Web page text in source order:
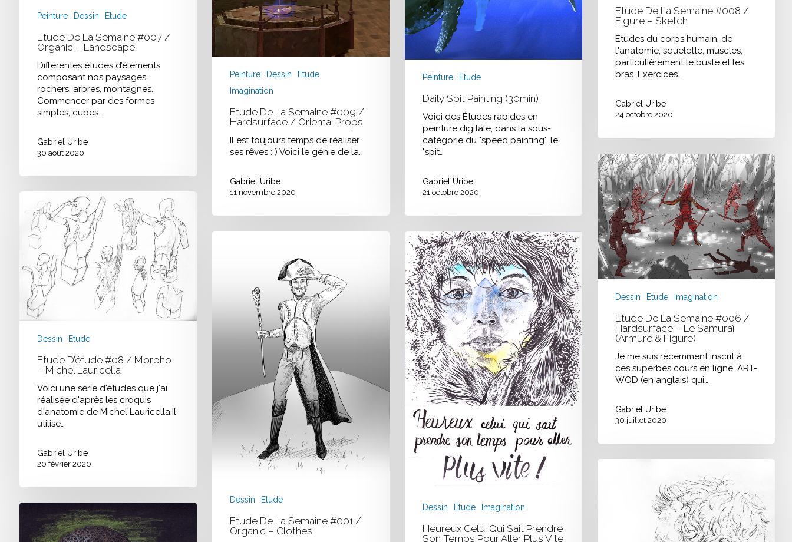
Peinture Dessin
Etude
Imagination
Etude De La Semaine #009 /
Hardsurface / Oriental Props
Il est toujours temps de réaliser
ses rêves : ) Voici le génie de la…
Gabriel Uribe
11 novembre 2020
Etude De La Semaine #008 /
Figure – Sketch
Études du corps humain, de
l'anatomie, squelette, muscles,
particulièrement le buste et les
bras. Exercices…
Gabriel Uribe
24 octobre 2020
Peinture Etude
Daily Spit Painting (30min)
Voici des Études rapides en
peinture digitale, dans la sous-
catégorie du "speed painting", le
"spit…
Gabriel Uribe
21 octobre 2020
Peinture Dessin Etude
Etude De La Semaine #007 /
Organic – Landscape
Différentes études d’éléments
composant nos paysages,
rochers, arbres, montagnes.
Commencer par des formes
simples, cubes…
Gabriel Uribe
30 août 2020
Dessin Etude Imagination
Etude De La Semaine #006 /
Hardsurface – Le Samuraï
(armure & Figure)
Je me suis récemment inscrit à
ces superbes cours en ligne, ART-
WOD (en anglais) qui…
Gabriel Uribe
30 juillet 2020
d’étude
#08
Morpho
Michel
Lauricella
Dessin Etude
Etude D’étude #08 / Morpho
– Michel Lauricella
Voici une série d'études que j'ai
réalisée d'après les croquis
d'anatomie de Michel Lauricella.Il
utilise…
Gabriel Uribe
20 février 2020
Dessin Etude
Etude De La Semaine #001 /
Organic – Clothes
Heureux
celui
qui
sait
prendre
son
temps
pour
aller
plus
vite
!
Dessin Etude Imagination
Heureux Celui Qui Sait Prendre
Son Temps Pour Aller Plus Vite
Etude
Portraits
#12